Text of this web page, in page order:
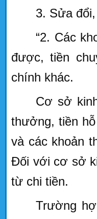
3. Sửa
“2. Các
được, tiền
chính khác.
Cơ sở
thưởng, tiền
và các khoản
Đối với cơ sở
từ chi tiền.
Trường